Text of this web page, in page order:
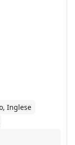
molto
Inglese